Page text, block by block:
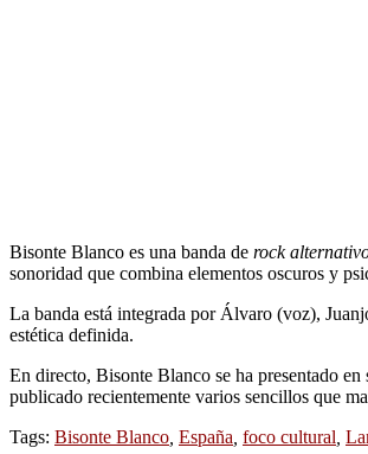
Bisonte Blanco es una banda de rock
sonoridad que combina elementos oscuros y
La banda está integrada por Álvaro (voz),
estética definida.
En directo, Bisonte Blanco se ha presentado
publicado recientemente varios sencillos que
Tags: Bisonte Blanco, España, foco cultural,